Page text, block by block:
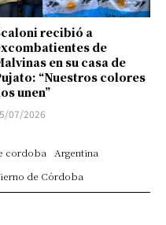
recibió a
de
en su casa de
“Nuestros colores
unen”
07/2026
cordoba
Argentina
de Córdoba